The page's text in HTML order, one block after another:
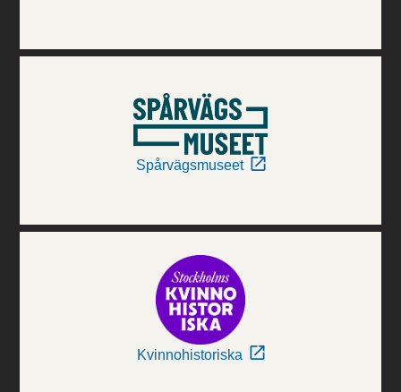
Spårvägsmuseet
Kvinnohistoriska